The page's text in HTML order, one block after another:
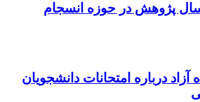
۲۵ سال پژوهش در حوزه انسجام
آزاد درباره امتحانات دانشجویان